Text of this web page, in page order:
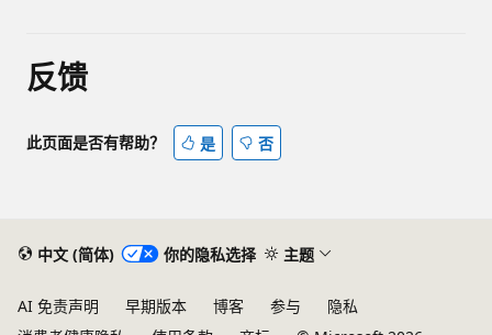
反馈
此页面是否有帮助？ 是 否
中文 (简体) 你的隐私选择 主题
AI 免责声明 早期版本 博客 参与
隐私